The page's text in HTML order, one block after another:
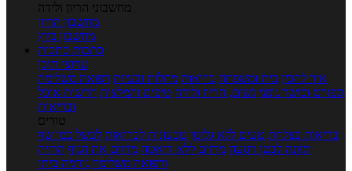
מחשבוני הריון ולידה
מחשבון הריון
מחשבון ביוץ
כתבות כתבות
ערוצי תוכן
איך להכין בית ומשפחה בריאות מחלות ובעיות רפואה משלימה
ספורט וכושר גופני נשים, הריון ולידה טיפים והמלצות חדשות אוכל
ובריאות
טורים
בריאות בצלחת טעים ללא גלוטן טבעונות לבריאות לבשל כמו שף
תזונה לבטן רגועה מרזים ללא דיאטה מזיזים את הגוף הרזיה
ורפואה משלימה גורמה ביתי